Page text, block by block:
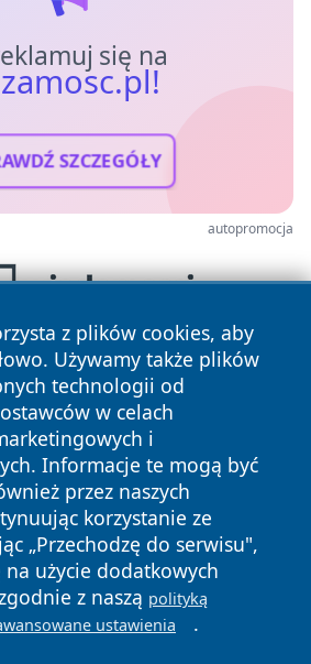
się na
SZCZEGÓŁY
autopromocja
z plików cookies, aby
Używamy także plików
technologii od
w celach
i
Informacje te mogą być
przez naszych
korzystanie ze
„Przechodzę do serwisu",
na użycie dodatkowych
z naszą polityką
ustawienia .
Wszystkie prawa zastrzeżone.
Polityka
Cookies